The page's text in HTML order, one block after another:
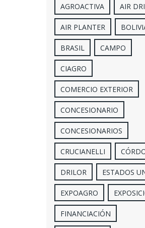
AGROACTIVA AIR
AIR PLANTER
BRASIL CAMPO
CIAGRO
COMERCIO EXTERIOR
CONCESIONARIO
CONCESIONARIOS
CRUCIANELLI
DRILOR ESTADOS
EXPOAGRO
FINANCIACIÓN